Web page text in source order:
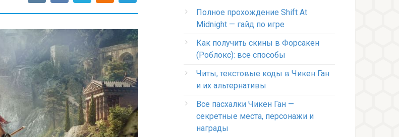
Полное прохождение Shift At
Midnight — гайд по игре
Как получить скины в Форсакен
(Роблокс): все способы
Читы, текстовые коды в Чикен Ган
и их альтернативы
Все пасхалки Чикен Ган —
секретные места, персонажи и
награды